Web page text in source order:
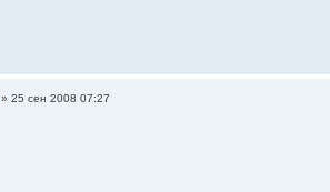
» 25 сен 2008 07:27